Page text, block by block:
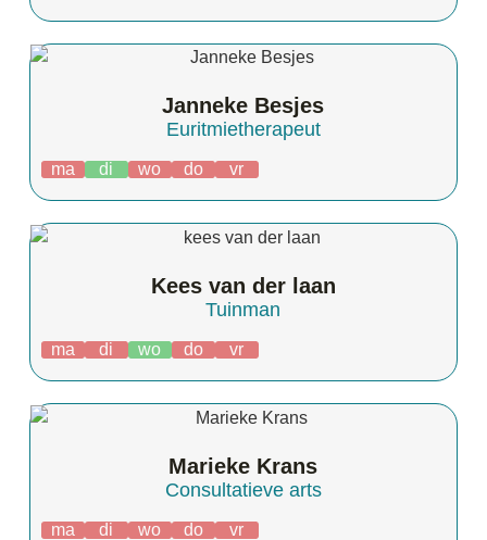
Janneke Besjes
Euritmietherapeut
ma di wo do vr
Kees van der laan
Tuinman
ma di wo do vr
Marieke Krans
Consultatieve arts
ma di wo do vr